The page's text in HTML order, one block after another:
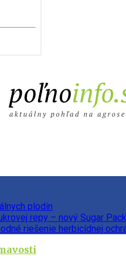
plodín
repy – nový Sugar Pack
riešenie herbicídnej